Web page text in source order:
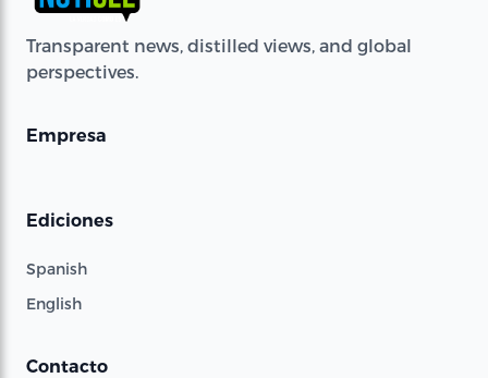
Transparent news, distilled views, and global
perspectives.
Empresa
Ediciones
Spanish
English
Contacto